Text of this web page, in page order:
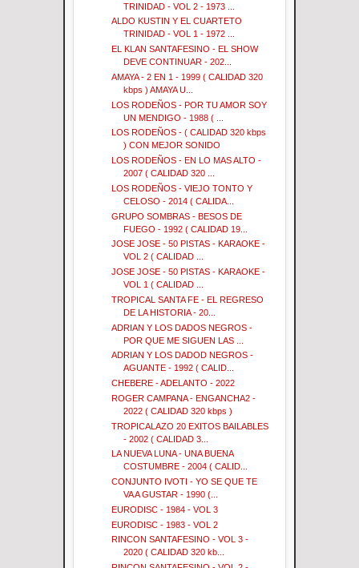
TRINIDAD - VOL 2 - 1973 ...
ALDO KUSTIN Y EL CUARTETO
TRINIDAD - VOL 1 - 1972 ...
EL KLAN SANTAFESINO - EL SHOW
DEVE CONTINUAR - 202...
AMAYA - 2 EN 1 - 1999 ( CALIDAD 320
kbps ) AMAYA U...
LOS RODEÑOS - POR TU AMOR SOY
UN MENDIGO - 1988 ( ...
LOS RODEÑOS - ( CALIDAD 320 kbps
) CON MEJOR SONIDO
LOS RODEÑOS - EN LO MAS ALTO -
2007 ( CALIDAD 320 ...
LOS RODEÑOS - VIEJO TONTO Y
CELOSO - 2014 ( CALIDA...
GRUPO SOMBRAS - BESOS DE
FUEGO - 1992 ( CALIDAD 19...
JOSE JOSE - 50 PISTAS - KARAOKE -
VOL 2 ( CALIDAD ...
JOSE JOSE - 50 PISTAS - KARAOKE -
VOL 1 ( CALIDAD ...
TROPICAL SANTA FE - EL REGRESO
DE LA HISTORIA - 20...
ADRIAN Y LOS DADOS NEGROS -
POR QUE ME SIGUEN LAS ...
ADRIAN Y LOS DADOD NEGROS -
AGUANTE - 1992 ( CALID...
CHEBERE - ADELANTO - 2022
ROGER CAMPANA - ENGANCHA2 -
2022 ( CALIDAD 320 kbps )
TROPICALAZO 20 EXITOS BAILABLES
- 2002 ( CALIDAD 3...
LA NUEVA LUNA - UNA BUENA
COSTUMBRE - 2004 ( CALID...
CONJUNTO IVOTI - YO SE QUE TE
VA A GUSTAR - 1990 (...
EURODISC - 1984 - VOL 3
EURODISC - 1983 - VOL 2
RINCON SANTAFESINO - VOL 3 -
2020 ( CALIDAD 320 kb...